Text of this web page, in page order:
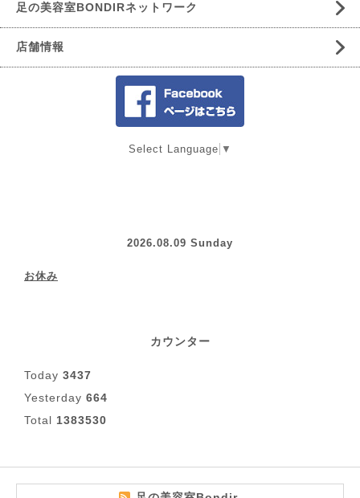
足の美容室BONDIRネットワーク
店舗情報
Select Language ▼
2026.08.09 Sunday
お休み
カウンター
Today 3437
Yesterday 664
Total 1383530